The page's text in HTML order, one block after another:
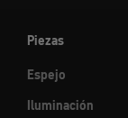
Piezas
Espejo
Iluminación